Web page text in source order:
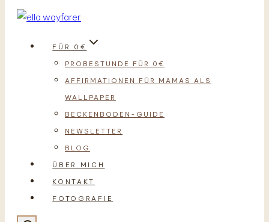
FÜR 0€
PROBESTUNDE FÜR 0€
AFFIRMATIONEN FÜR MAMAS ALS
WALLPAPER
BECKENBODEN-GUIDE
NEWSLETTER
BLOG
ÜBER MICH
KONTAKT
FOTOGRAFIE